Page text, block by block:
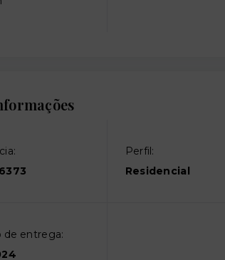
Perfil:
Residencial
de entrega: